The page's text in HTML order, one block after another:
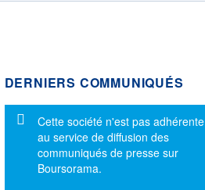
DERNIERS COMMUNIQUÉS
Message d'information
Cette société n'est pas adhérente
au service de diffusion des
communiqués de presse sur
Boursorama.